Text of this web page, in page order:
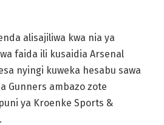
alisajiliwa kwa nia ya
faida ili kusaidia Arsenal
nyingi kuweka hesabu sawa
Gunners ambazo zote
ya Kroenke Sports &